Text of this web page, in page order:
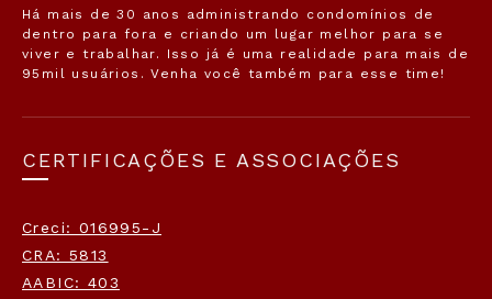
Há mais de 30 anos administrando condomínios de
dentro para fora e criando um lugar melhor para se
viver e trabalhar. Isso já é uma realidade para mais de
95mil usuários. Venha você também para esse time!
CERTIFICAÇÕES E ASSOCIAÇÕES
Creci: 016995-J
CRA: 5813
AABIC: 403